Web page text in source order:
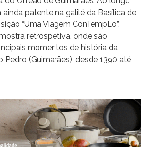
ainda patente na galilé da Basílica de
“Uma Viagem ConTempLo”.
retrospetiva, onde são
momentos de história da
Pedro (Guimarães), desde 1390 até